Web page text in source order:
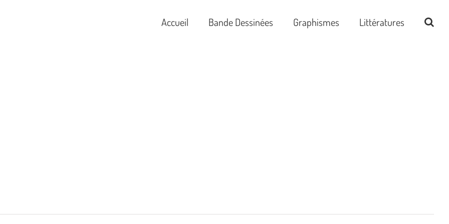
Accueil Bande Dessinées Graphismes Littératures